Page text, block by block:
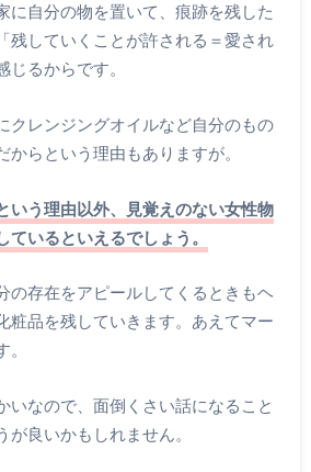
に自分の物を置いて、痕跡を残した
残していくことが許される＝愛され
るからです。
クレンジングオイルなど自分のもの
からという理由もありますが。
いう理由以外、見覚えのない女性物
ているといえるでしょう。
の存在をアピールしてくるときもヘ
粧品を残していきます。あえてマー
いなので、面倒くさい話になること
が良いかもしれません。